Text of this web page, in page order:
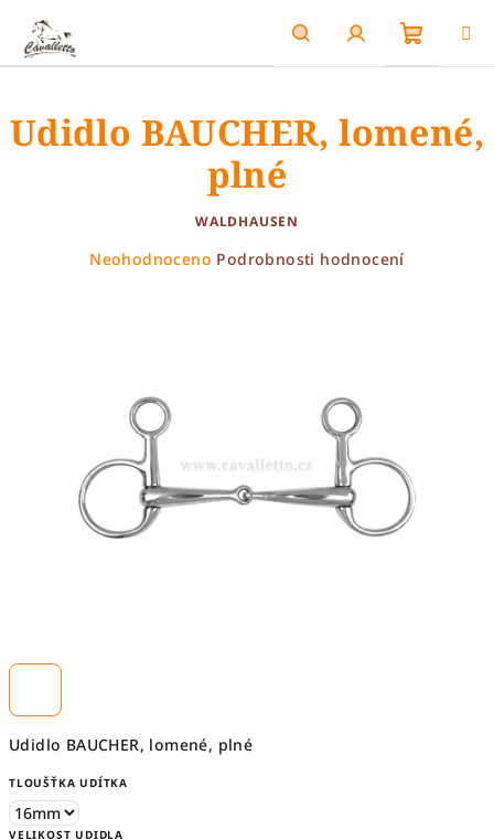
obsah
HledatPřihlášení
košík
Udidlo BAUCHER, lomené, plné
TLOUŠŤKA UDÍTKA
VELIKOST UDIDLA
Udidlo BAUCHER, lomené,
plné
WALDHAUSEN
Průměrné
hvězdiček.
Neohodnoceno Podrobnosti hodnocení